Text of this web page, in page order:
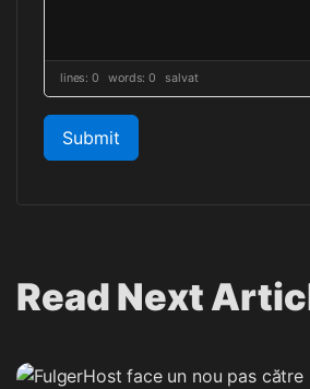
lines: 0 words: 0 salvat
Submit
Read Next